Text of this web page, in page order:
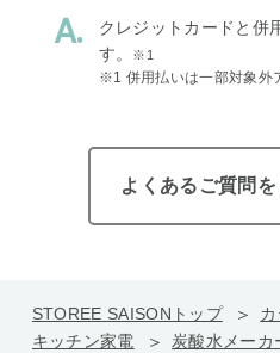
クレジットカードと併
す。
※1
※1 併用払いは一部対象外
よくあるご質問
STOREE SAISONトップ カ
キッチン家電
炭酸水メーカ